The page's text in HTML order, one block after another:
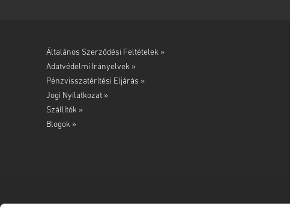
Általános Szerződési Feltételek »
Adatvédelmi Irányelvek »
Pénzvisszatérítési Eljárás »
Jogi Nyilatkozat »
Szállítók »
Blogok »